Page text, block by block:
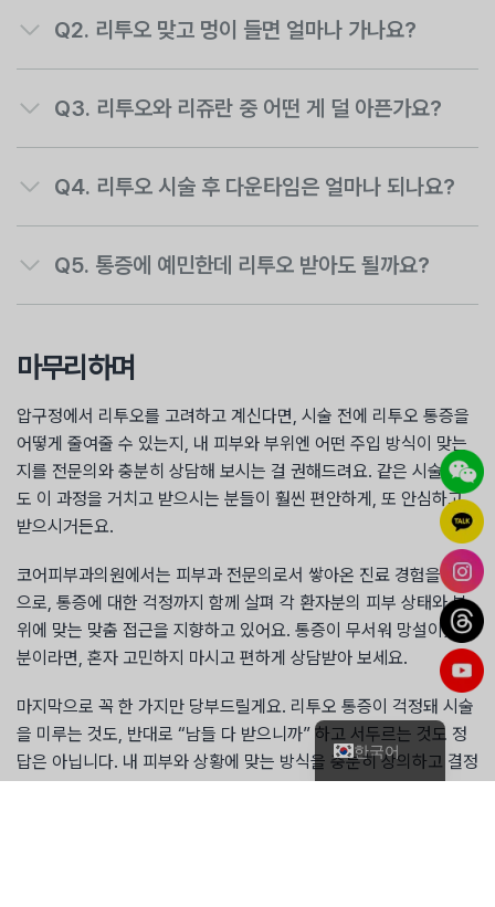
Q2. 리투오 맞고 멍이 들면 얼마나 가나요?
Q3. 리투오와 리쥬란 중 어떤 게 덜 아픈가요?
Q4. 리투오 시술 후 다운타임은 얼마나 되나요?
Q5. 통증에 예민한데 리투오 받아도 될까요?
마무리하며
압구정에서 리투오를 고려하고 계신다면, 시술 전에 리투오 통증을
어떻게 줄여줄 수 있는지, 내 피부와 부위엔 어떤 주입 방식이 맞는
지를 전문의와 충분히 상담해 보시는 걸 권해드려요. 같은 시술이라
도 이 과정을 거치고 받으시는 분들이 훨씬 편안하게, 또 안심하고
받으시거든요.
코어피부과의원에서는 피부과 전문의로서 쌓아온 진료 경험을 바탕
으로, 통증에 대한 걱정까지 함께 살펴 각 환자분의 피부 상태와 부
위에 맞는 맞춤 접근을 지향하고 있어요. 통증이 무서워 망설이셨던
분이라면, 혼자 고민하지 마시고 편하게 상담받아 보세요.
마지막으로 꼭 한 가지만 당부드릴게요. 리투오 통증이 걱정돼 시술
을 미루는 것도, 반대로 “남들 다 받으니까” 하고 서두르는 것도 정
답은 아닙니다. 내 피부와 상황에 맞는 방식을 충분히 상의하고 결정
한국어
English
简体中文